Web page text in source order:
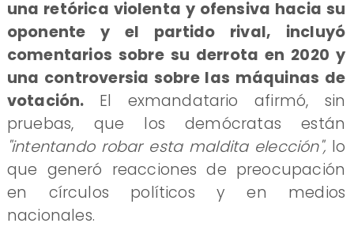
una retórica violenta y ofensiva hacia su
oponente y el partido rival, incluyó
comentarios sobre su derrota en 2020 y
una controversia sobre las máquinas de
votación. El exmandatario afirmó, sin
pruebas, que los demócratas están
"intentando robar esta maldita elección",lo
que generó reacciones de preocupación
en círculos políticos y en medios
nacionales.